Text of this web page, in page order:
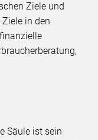
Ziele und
in den
Säule ist sein